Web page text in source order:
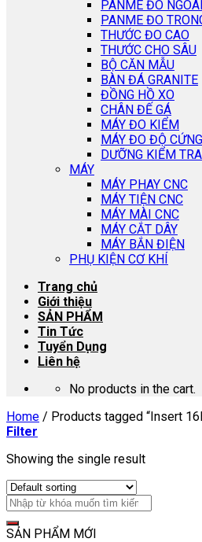
PANME ĐO NGOÀI
PANME ĐO
THƯỚC ĐO CAO
THƯỚC CHO SÂU
BỘ CĂN MẪU
BÀN ĐÁ GRANITE
ĐỒNG HỒ XO
CHÂN ĐẾ GÁ
MÁY ĐO KIỂM
MÁY ĐO ĐỘ CỨNG
DƯỠNG KIỂM TRA
MÁY
MÁY PHAY CNC
MÁY TIỆN CNC
MÁY MÀI CNC
MÁY CẮT DÂY
MÁY BẮN ĐIỆN
PHỤ KIỆN CƠ KHÍ
Trang chủ
Giới thiệu
SẢN PHẨM
Tin Tức
Tuyển Dụng
Liên hệ
No products in the cart.
Home / Products tagged “Insert
Filter
Showing the single result
SẢN PHẨM MỚI